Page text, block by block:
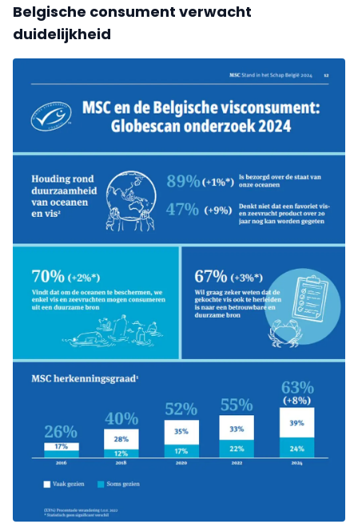
Belgische consument verwacht
duidelijkheid